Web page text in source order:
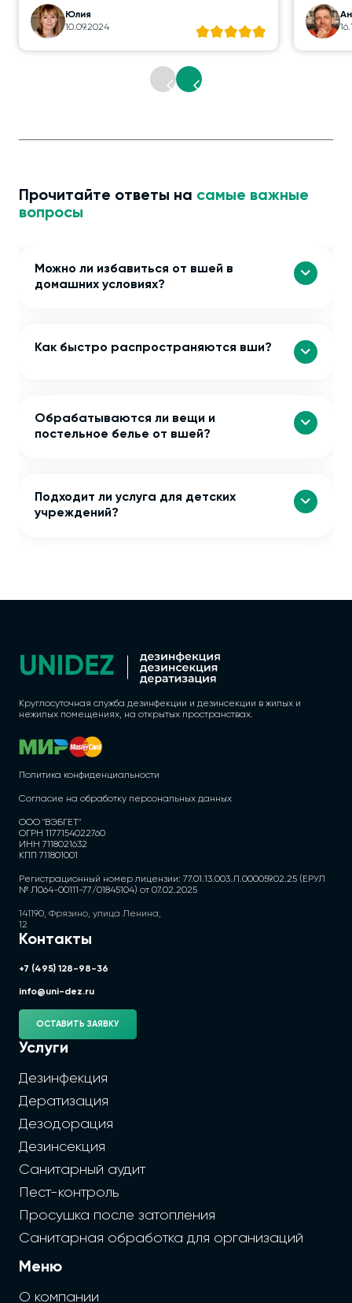
Юлия
10.09.2024
Прочитайте ответы на самые важные
вопросы
Можно ли избавиться от вшей в
домашних условиях?
Как быстро распространяются вши?
Обрабатываются ли вещи и
постельное белье от вшей?
Подходит ли услуга для детских
учреждений?
Круглосуточная служба дезинфекции и дезинсекции в жилых и
нежилых помещениях, на открытых пространствах.
Политика конфиденциальности
Согласие на обработку персональных данных
ООО "ВЭБГЕТ"
ОГРН 1177154022760
ИНН 7118021632
КПП 711801001
Регистрационный номер лицензии: 77.01.13.003.Л.000059.02.25 (ЕРУЛ
№ Л064-00111-77/01845104) от 07.02.2025
141190, Фрязино, улица Ленина,
12
Контакты
+7 (495) 128-98-36
info@uni-dez.ru
ОСТАВИТЬ ЗАЯВКУ
Услуги
Дезинфекция
Дератизация
Дезодорация
Дезинсекция
Санитарный аудит
Пест-контроль
Просушка после затопления
Санитарная обработка для организаций
Меню
О компании